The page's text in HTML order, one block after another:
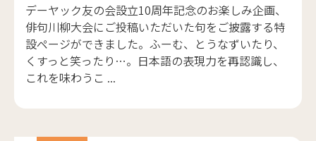
デーヤック友の会設立10周年記念のお楽しみ企画、
俳句川柳大会にご投稿いただいた句をご披露する特
設ページができました。ふーむ、とうなずいたり、
くすっと笑ったり…。日本語の表現力を再認識し、
これを味わうこ ...